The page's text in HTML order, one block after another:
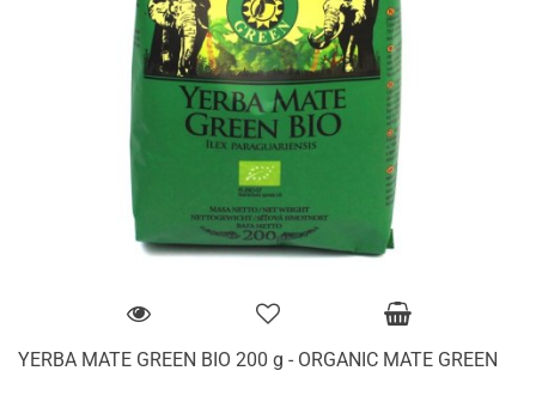
YERBA MATE GREEN BIO 200 g - ORGANIC MATE GREEN